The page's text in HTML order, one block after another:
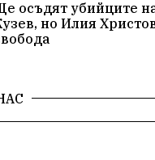
Култура
ВМЗ
новина
осъдят убийците
но Илия